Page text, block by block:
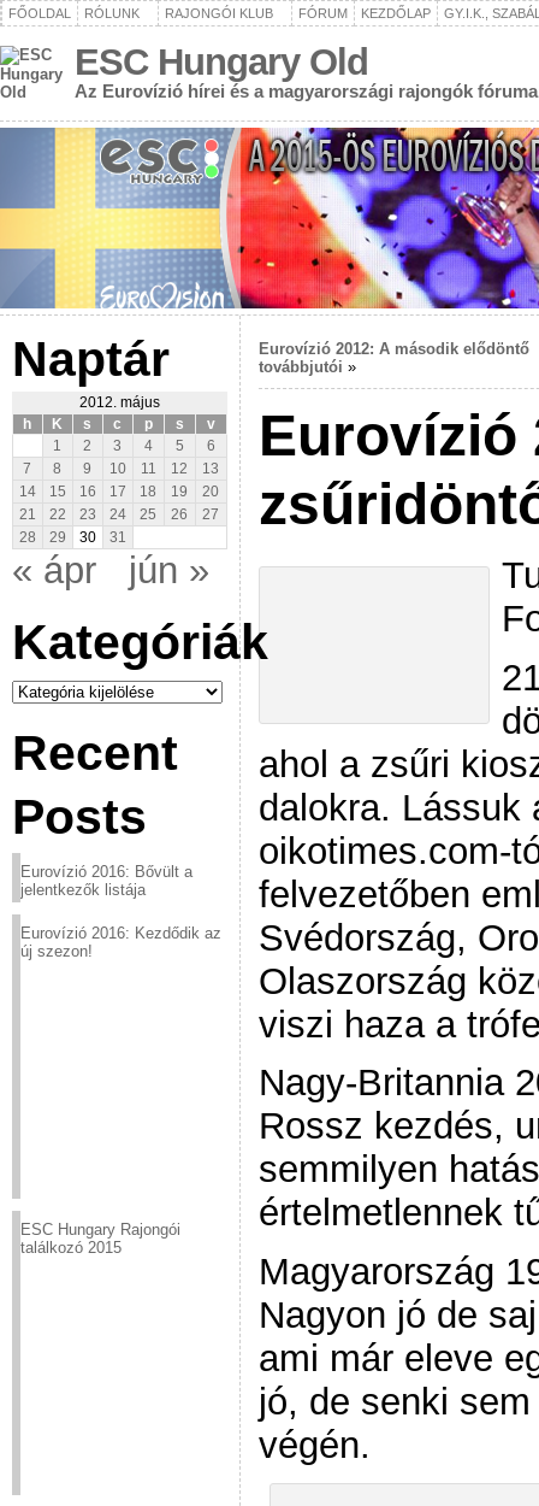
FŐOLDAL RÓLUNK RAJONGÓI KLUB FÓRUM KEZDŐLAP GY.I.K.,
ESC Hungary Old
Az Eurovízió hírei és a magyarországi rajongók fóruma
Naptár
2012. május
h
K s c p s
v
1
2 3 4 5
6
7
8 9 10 11 12
13
14
15 16 17 18 19
20
21
22 23 24 25 26
27
28
29 30 31
« ápr jún »
Kategóriák
Kategóriák
Recent
Posts
Eurovízió 2016: Bővült a
jelentkezők listája
Eurovízió 2016: Kezdődik az
új szezon!
ESC Hungary Rajongói
találkozó 2015
Eurovízió 2012: A második elődöntő
továbbjutói »
Eurovízió
ahol a zsűri
dalokra. Lássuk
oikotimes.com-
felvezetőben
Svédország,
Olaszország
viszi haza a
Nagy-Britannia
Rossz kezdés,
semmilyen
értelmetlennek
Magyarország
Nagyon jó de
ami már eleve
jó, de senki
végén.